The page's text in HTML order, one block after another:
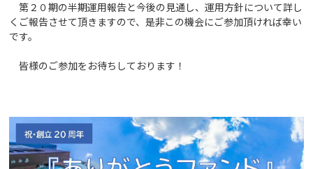
第２０期の半期運用報告と今後の見通し、運用方針について詳し
くご報告させて頂きますので、是非この機会にご参加頂ければ幸い
です。
皆様のご参加をお待ちしております！